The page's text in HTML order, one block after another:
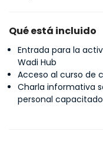
Qué está incluido
Entrada para la
Wadi Hub
Acceso al curso de
Charla informativa
personal capacitado